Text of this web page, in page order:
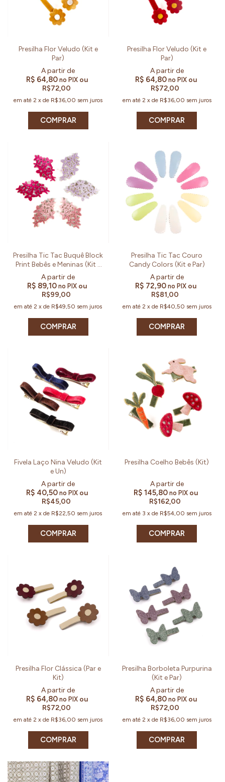
Presilha Flor Veludo (Kit e
Par)
R$ 64,80 no PIX ou
R$72,00
em até2 xde R$36,00 sem juros
COMPRAR
Presilha Flor Veludo (Kit e
Par)
R$ 64,80no PIX ou
R$72,00
em até 2 x de R$36,00 sem juros
COMPRAR
Presilha Tic Tac Buquê Block
Print Bebês e Meninas (Kit e
Par)
R$ 89,10 no PIX ou
R$99,00
em até2 xde R$49,50 sem juros
COMPRAR
Presilha Tic Tac Couro
Candy Colors (Kit e Par)
R$ 72,90 no PIX ou
R$81,00
em até 2 x de R$40,50 sem juros
COMPRAR
Fivela Laço Nina Veludo (Kit
e Un)
R$ 40,50 no PIX ou
R$45,00
em até2 xde R$22,50 sem juros
COMPRAR
Presilha Coelho Bebês (Kit)
R$ 145,80 no PIX ou
R$162,00
em até 3 x de R$54,00 sem juros
COMPRAR
Presilha Flor Clássica (Par e
Kit)
R$ 64,80 no PIX ou
R$72,00
em até2 xde R$36,00 sem juros
COMPRAR
Presilha Borboleta Purpurina
(Kit e Par)
R$ 64,80no PIX ou
R$72,00
em até 2 x de R$36,00 sem juros
COMPRAR